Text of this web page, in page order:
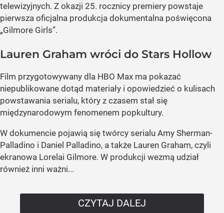
telewizyjnych. Z okazji 25. rocznicy premiery powstaje
pierwsza oficjalna produkcja dokumentalna poświęcona
„Gilmore Girls”.
Lauren Graham wróci do Stars Hollow
Film przygotowywany dla HBO Max ma pokazać
niepublikowane dotąd materiały i opowiedzieć o kulisach
powstawania serialu, który z czasem stał się
międzynarodowym fenomenem popkultury.
W dokumencie pojawią się twórcy serialu Amy Sherman-
Palladino i Daniel Palladino, a także Lauren Graham, czyli
ekranowa Lorelai Gilmore. W produkcji wezmą udział
również inni ważni...
CZYTAJ DALEJ